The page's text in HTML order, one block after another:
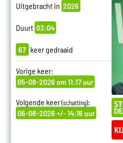
Uitgebracht in 2026
Duurt 03:04
67 keer gedraaid
Vorige keer:
05-08-2026 om 11:17 uur
Volgende keer(schatting):
06-08-2026 +/- 14:16 uur